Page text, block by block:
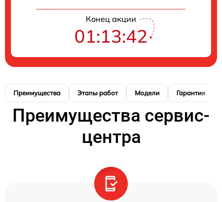
Конец акции
01:13:41
Преимущества Этапы работ Модели Гарантия
Преимущества сервис-
центра